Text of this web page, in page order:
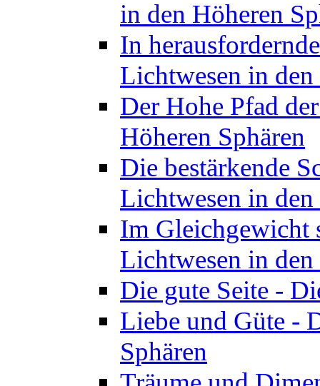
in den Höheren
In
Lichtwesen in
Der Hohe Pfad
Höheren Sphären
Die bestärkende
Lichtwesen in
Im Gleichgewicht
Lichtwesen in
Die gute Seite -
Liebe und Güte -
Sphären